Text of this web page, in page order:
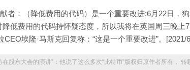
者：（降低费用的代码）是一个重要改进:6月22日，
降低费用的代码持怀疑态度，所以我将在英国周三晚上
CEO埃隆·马斯克回复称：“这是一个重要改进”。[2021/
股东大会的演讲”：他说了这么多次“比特币”版权归原作者所有， 转